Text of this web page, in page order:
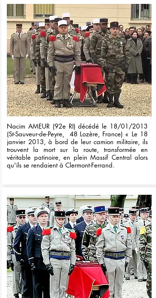
Nacim AMEUR (92e RI) décédé le 18/01/2013
(St-Sauveur-de-Peyre, 48 Lozère, France) « Le 18
janvier 2013, à bord de leur camion militaire, ils
trouvent la mort sur la route, transformée en
véritable patinoire, en plein Massif Central alors
qu'ils se rendaient à Clermont-Ferrand.